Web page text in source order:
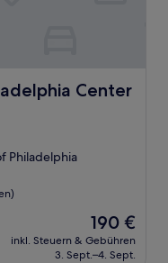
Center
City
Philadelphia
Der
Preis
beträgt
190 €
inkl. Steuern & Gebühren
3. Sept.–4. Sept.